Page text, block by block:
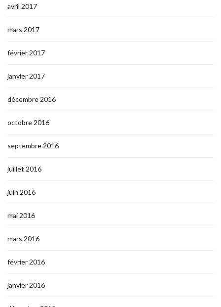
avril 2017
mars 2017
février 2017
janvier 2017
décembre 2016
octobre 2016
septembre 2016
juillet 2016
juin 2016
mai 2016
mars 2016
février 2016
janvier 2016